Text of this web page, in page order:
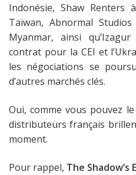
Indonésie, Shaw Renters
Taïwan, Abnormal
Myanmar, ainsi
contrat pour la CEI et
les négociations se
d’autres marchés clés.
Oui, comme vous pouvez
distributeurs français
moment.
Pour rappel, The Shadow’s